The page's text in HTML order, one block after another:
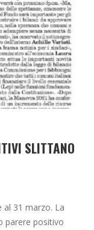
SLITTANO
al 31 marzo. La
parere positivo